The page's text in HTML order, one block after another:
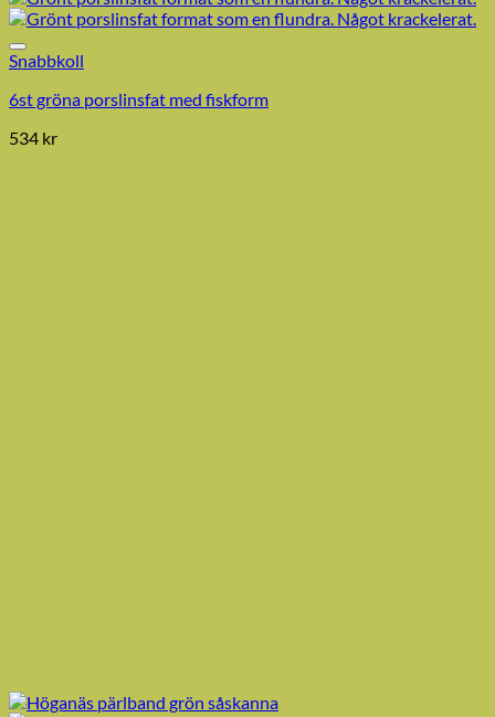
Snabbkoll
6st gröna porslinsfat med fiskform
534 kr